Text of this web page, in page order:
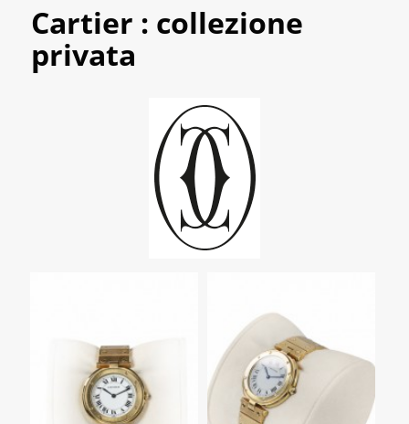
Cartier : collezione
privata